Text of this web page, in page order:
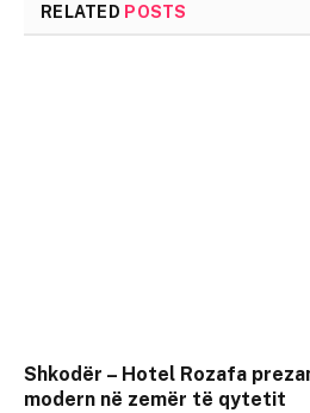
RELATED POSTS
Shkodër – Hotel Rozafa
modern në zemër të qytetit